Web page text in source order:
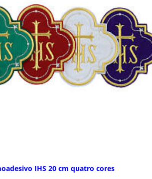
IHS 20 cm quatro cores